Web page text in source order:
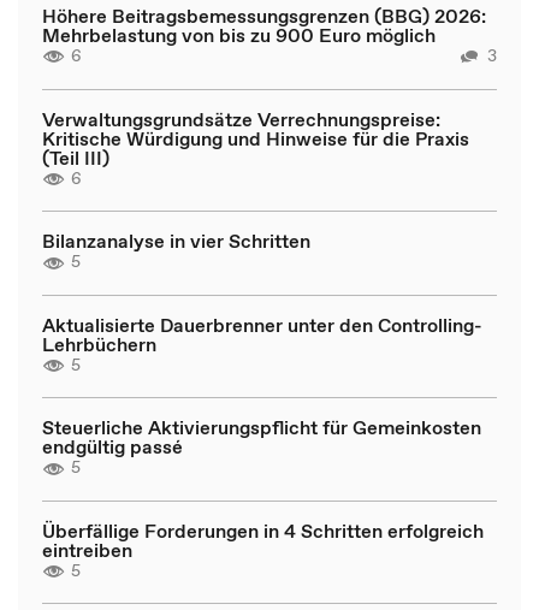
Höhere Beitragsbemessungsgrenzen (BBG) 2026:
Mehrbelastung von bis zu 900 Euro möglich
6 3
Verwaltungsgrundsätze Verrechnungspreise:
Kritische Würdigung und Hinweise für die Praxis
(Teil III)
6
Bilanzanalyse in vier Schritten
5
Aktualisierte Dauerbrenner unter den Controlling-
Lehrbüchern
5
Steuerliche Aktivierungspflicht für Gemeinkosten
endgültig passé
5
Überfällige Forderungen in 4 Schritten erfolgreich
eintreiben
5